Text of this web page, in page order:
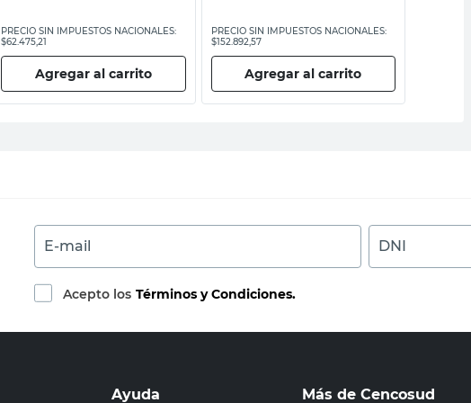
PRECIO SIN IMPUESTOS NACIONALES:
$62.475,21
Agregar al carrito
PRECIO SIN IMPUESTOS NACIONALES:
$152.892,57
Agregar al carrito
E-mail DNI
Acepto los Términos y Condiciones.
Ayuda Más de Cencosud